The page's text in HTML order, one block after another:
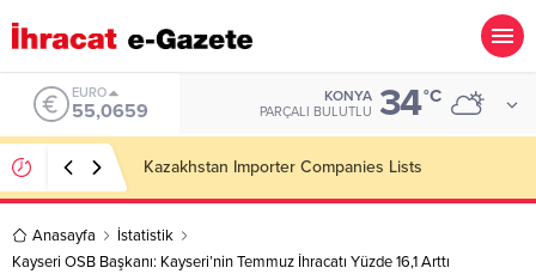
ALTIN
6.521,17
KONYA
PARÇALI BULUTLU 34°C
Konşimento Veri Tabanları Eskide Kalacak!
Anasayfa
İstatistik
Kayseri OSB Başkanı: Kayseri’nin Temmuz İhracatı Yüzde 16,1 Arttı